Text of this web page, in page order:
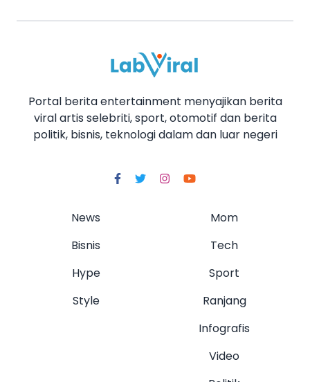
Portal berita entertainment menyajikan berita
viral artis selebriti, sport, otomotif dan berita
politik, bisnis, teknologi dalam dan luar negeri
News
Bisnis
Hype
Style
Mom
Tech
Sport
Ranjang
Infografis
Video